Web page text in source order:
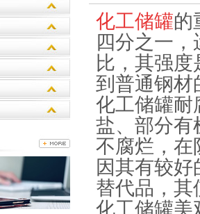
化工储罐的
四分之一
比，其强
到普通钢材
化工储罐耐
盐、部分有
不腐烂，在
因其有较
替代品，其
化工储罐美